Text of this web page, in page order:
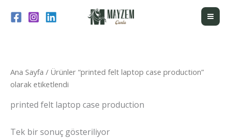
atla
Ana Sayfa / Ürünler “printed felt laptop case production”
olarak etiketlendi
printed felt laptop case production
Tek bir sonuç gösteriliyor